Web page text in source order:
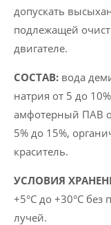
допускать
подлежащей
двигателе.
СОСТАВ: вода
натрия от 5 до
амфотерный ПАВ
5% до 15%,
краситель.
УСЛОВИЯ
+5°C до +30°C
лучей.